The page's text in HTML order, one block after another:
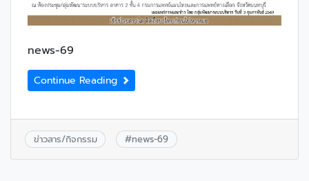
news-69
Continue Reading
ข่าวสาร/กิจกรรม #news-69